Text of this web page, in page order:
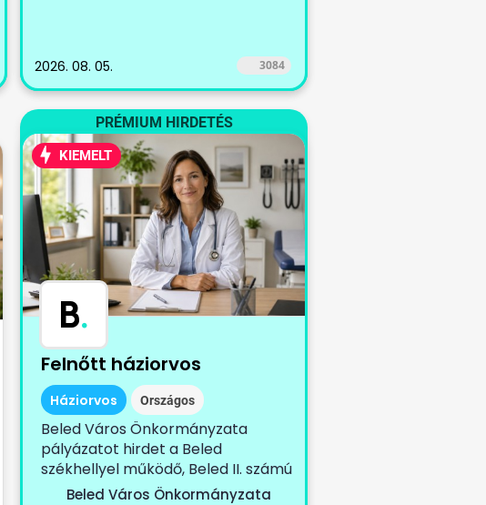
2026. 08. 05. 3084
PRÉMIUM HIRDETÉS
KIEMELT
B.
Felnőtt háziorvos
Háziorvos Országos
Beled Város Önkormányzata
pályázatot hirdet a Beled
székhellyel működő, Beled II. számú
körzetet, Cirák...
Beled Város Önkormányzata